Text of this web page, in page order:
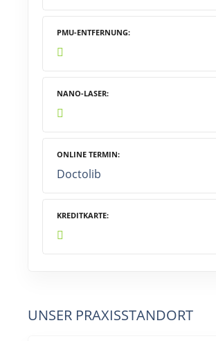
PMU-ENTFERNUNG
NANO-LASER
ONLINE TERMIN
Doctolib
KREDITKARTE
UNSER PRAXISSTANDORT